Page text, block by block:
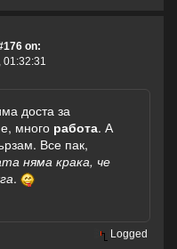
on:
01:32:31
доста за
много работа. А
Все пак,
няма крака, че
.
Logged